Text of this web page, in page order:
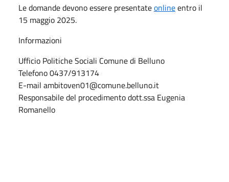
Le domande devono essere presentateonlineentro il
15 maggio 2025.
Informazioni
Ufficio Politiche Sociali Comune di Belluno
Telefono 0437/913174
E-mail ambitoven01@comune.belluno.it
Responsabile del procedimento dott.ssa Eugenia
Romanello